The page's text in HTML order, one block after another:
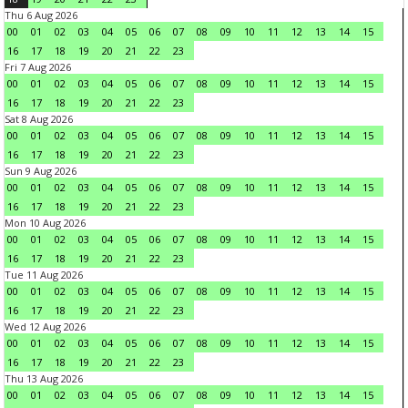
Thu 6 Aug 2026
00
01 02 03 04 05 06 07 08 09 10 11 12 13 14
15
16
17 18 19 20 21 22
23
Fri 7 Aug 2026
00
01 02 03 04 05 06 07 08 09 10 11 12 13 14
15
16
17 18 19 20 21 22
23
Sat 8 Aug 2026
00
01 02 03 04 05 06 07 08 09 10 11 12 13 14
15
16
17 18 19 20 21 22
23
Sun 9 Aug 2026
00
01 02 03 04 05 06 07 08 09 10 11 12 13 14
15
16
17 18 19 20 21 22
23
Mon 10 Aug 2026
00
01 02 03 04 05 06 07 08 09 10 11 12 13 14
15
16
17 18 19 20 21 22
23
Tue 11 Aug 2026
00
01 02 03 04 05 06 07 08 09 10 11 12 13 14
15
16
17 18 19 20 21 22
23
Wed 12 Aug 2026
00
01 02 03 04 05 06 07 08 09 10 11 12 13 14
15
16
17 18 19 20 21 22
23
Thu 13 Aug 2026
00
01 02 03 04 05 06 07 08 09 10 11 12 13 14
15